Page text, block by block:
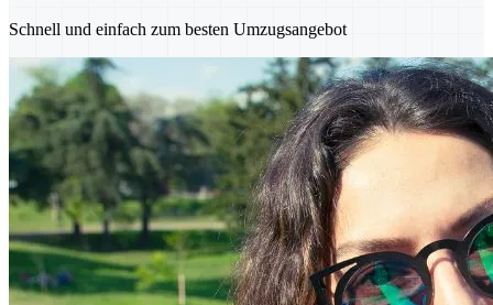
Schnell und einfach zum besten Umzugsangebot